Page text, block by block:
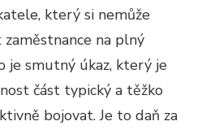
který si nemůže
na plný
je smutný úkaz, který je
část typický a těžko
bojovat. Je to daň za